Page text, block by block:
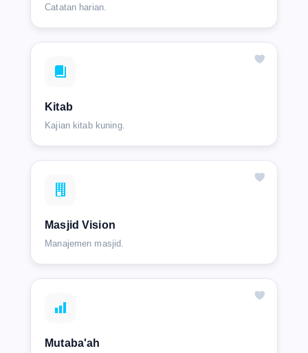
Catatan harian.
Kitab
Kajian kitab kuning.
Masjid Vision
Manajemen masjid.
Mutaba'ah